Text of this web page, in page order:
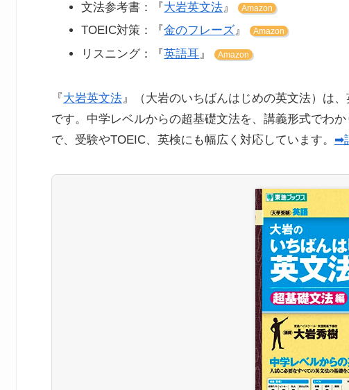
文法参考書：『大岩英文法』 Amazon
TOEIC対策：『金のフレーズ』 Amazon
リスニング：『英語耳 』 Amazon
『大岩英文法 』（大岩のいちばんはじめの英文法）は
です。中学レベルからの超基礎文法を、講義形式でわ
で、受験やTOEIC、英検にも幅広く対応しています。 ➡